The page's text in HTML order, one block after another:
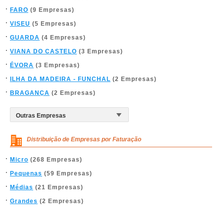
FARO (9 Empresas)
VISEU (5 Empresas)
GUARDA (4 Empresas)
VIANA DO CASTELO (3 Empresas)
ÉVORA (3 Empresas)
ILHA DA MADEIRA - FUNCHAL (2 Empresas)
BRAGANÇA (2 Empresas)
Distribuição de Empresas por Faturação
Micro (268 Empresas)
Pequenas (59 Empresas)
Médias (21 Empresas)
Grandes (2 Empresas)